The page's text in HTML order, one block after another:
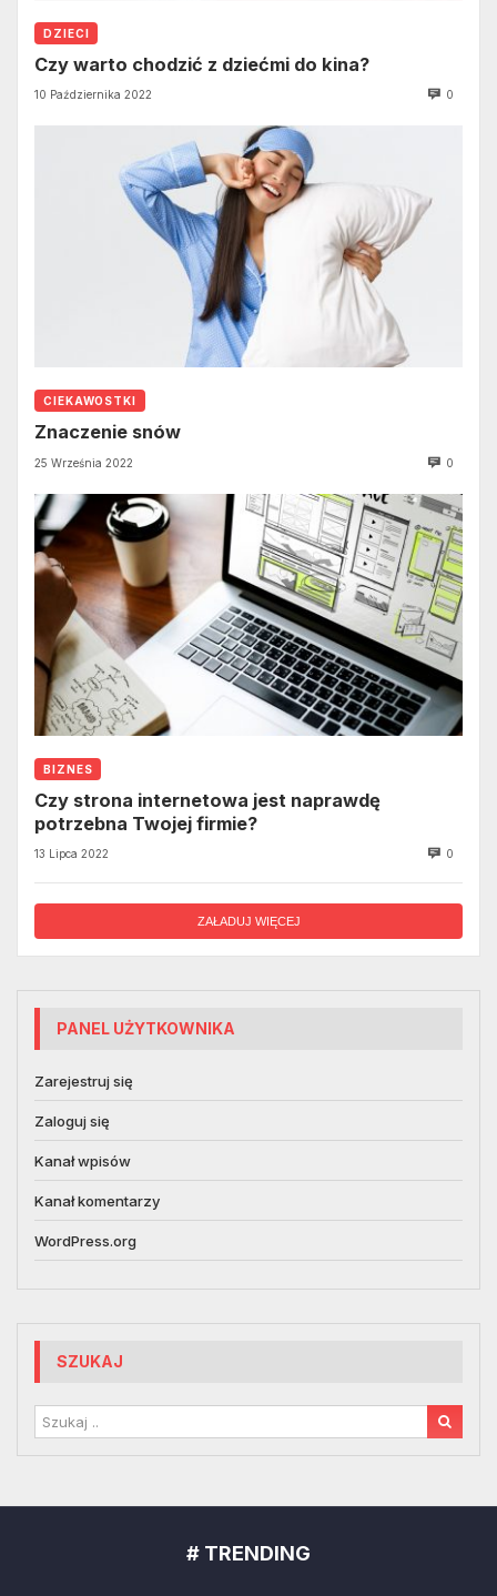
DZIECI
Czy warto chodzić z dziećmi do kina?
10 Października 2022 0
CIEKAWOSTKI
Znaczenie snów
25 Września 2022 0
BIZNES
Czy strona internetowa jest naprawdę
potrzebna Twojej firmie?
13 Lipca 2022 0
ZAŁADUJ WIĘCEJ
PANEL UŻYTKOWNIKA
Zarejestruj się
Zaloguj się
Kanał wpisów
Kanał komentarzy
WordPress.org
SZUKAJ
# TRENDING